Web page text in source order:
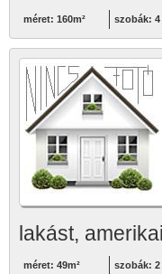
méret: 160m² szobák: 4
lakást,
méret: 49m² szobák: 2